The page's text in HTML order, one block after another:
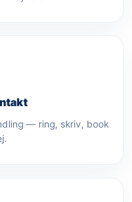
— ring, skriv, book